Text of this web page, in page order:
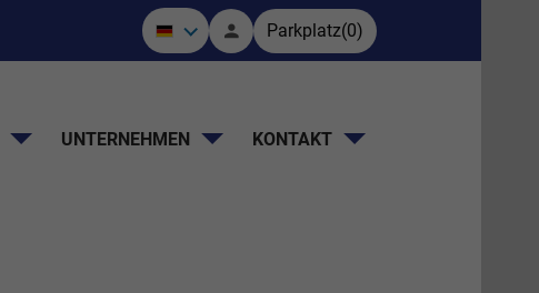
Parkplatz(0)
UNTERNEHMEN KONTAKT